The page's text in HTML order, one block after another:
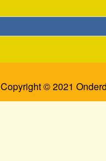
Copyright © 2021